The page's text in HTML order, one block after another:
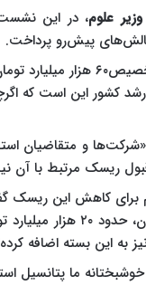
علوم، در این نشست
چالش‌های پیش‌رو پرداخت.
کشور این است که
و متقاضیان
ریسک مرتبط با آن
برای کاهش این ریسک
به این بسته اضافه
استفاده از ظرفیت ۲۰ همتی را در